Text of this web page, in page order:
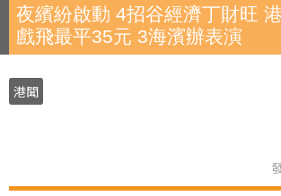
夜繽紛啟動 4招谷經濟丁財旺
戲飛最平35元 3海濱辦表演
港聞